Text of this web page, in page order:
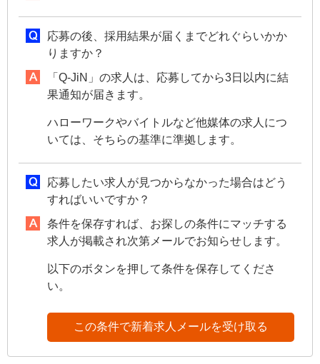
応募の後、採用結果が届くまでどれぐらいかか
りますか？
「Q-JiN」の求人は、応募してから3日以内に結
果通知が届きます。
ハローワークやバイトルなど他媒体の求人につ
いては、そちらの基準に準拠します。
応募したい求人が見つからなかった場合はどう
すればいいですか？
条件を保存すれば、お探しの条件にマッチする
求人が掲載され次第メールでお知らせします。
以下のボタンを押して条件を保存してくださ
い。
この条件で新着求人メールを受け取る